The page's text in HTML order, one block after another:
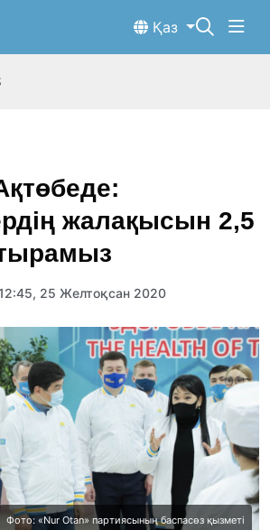
Қаз
жалақысын 2,5
25 Желтоқсан 2020
Фото: «Nur Otan» партиясының баспасөз қызметі